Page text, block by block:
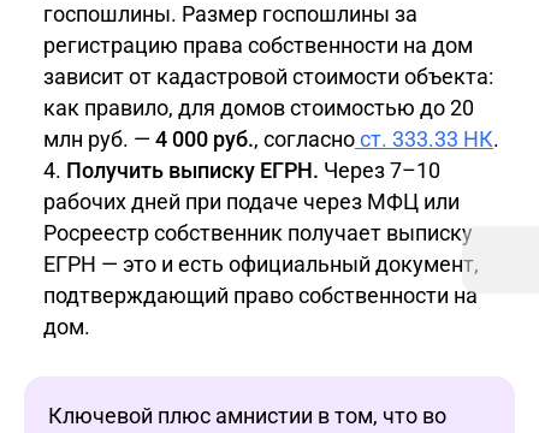
госпошлины. Размер госпошлины за
регистрацию права собственности на дом
зависит от кадастровой стоимости объекта:
как правило, для домов стоимостью до 20
млн руб. — 4 000 руб., согласност. 333.33 НК.
Получить выписку ЕГРН. Через 7–10
рабочих дней при подаче через МФЦ или
Росреестр собственник получает выписку
ЕГРН — это и есть официальный документ,
подтверждающий право собственности на
дом.
Ключевой плюс амнистии в том, что во